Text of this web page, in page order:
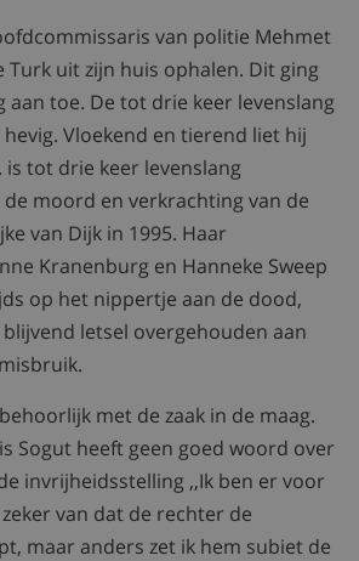
van politie Mehmet
Turk uit zijn huis ophalen. Dit ging
aan toe. De tot drie keer levenslang
Vloekend en tierend liet hij
is tot drie keer levenslang
moord en verkrachting van de
van Dijk in 1995. Haar
Kranenburg en Hanneke Sweep
op het nippertje aan de dood,
letsel overgehouden aan
met de zaak in de maag.
Sogut heeft geen goed woord over
invrijheidsstelling ,,Ik ben er voor
van dat de rechter de
maar anders zet ik hem subiet de